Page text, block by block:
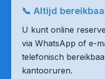
📞 Altijd
U kunt online
via WhatsApp of e-
telefonisch
kantooruren.